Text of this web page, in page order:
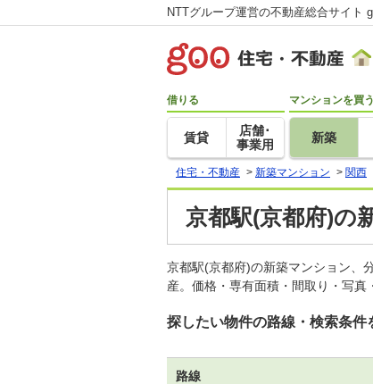
NTTグループ運営の不動産総合サイト
借りる
賃貸
店舗･
事業用
マンションを買う
新築
住宅・不動産 > 新築マンション > 関西
京都駅(京都府)の
京都駅(京都府)の新築マンション、
産。価格・専有面積・間取り・写真
探したい物件の路線・検索条件
路線